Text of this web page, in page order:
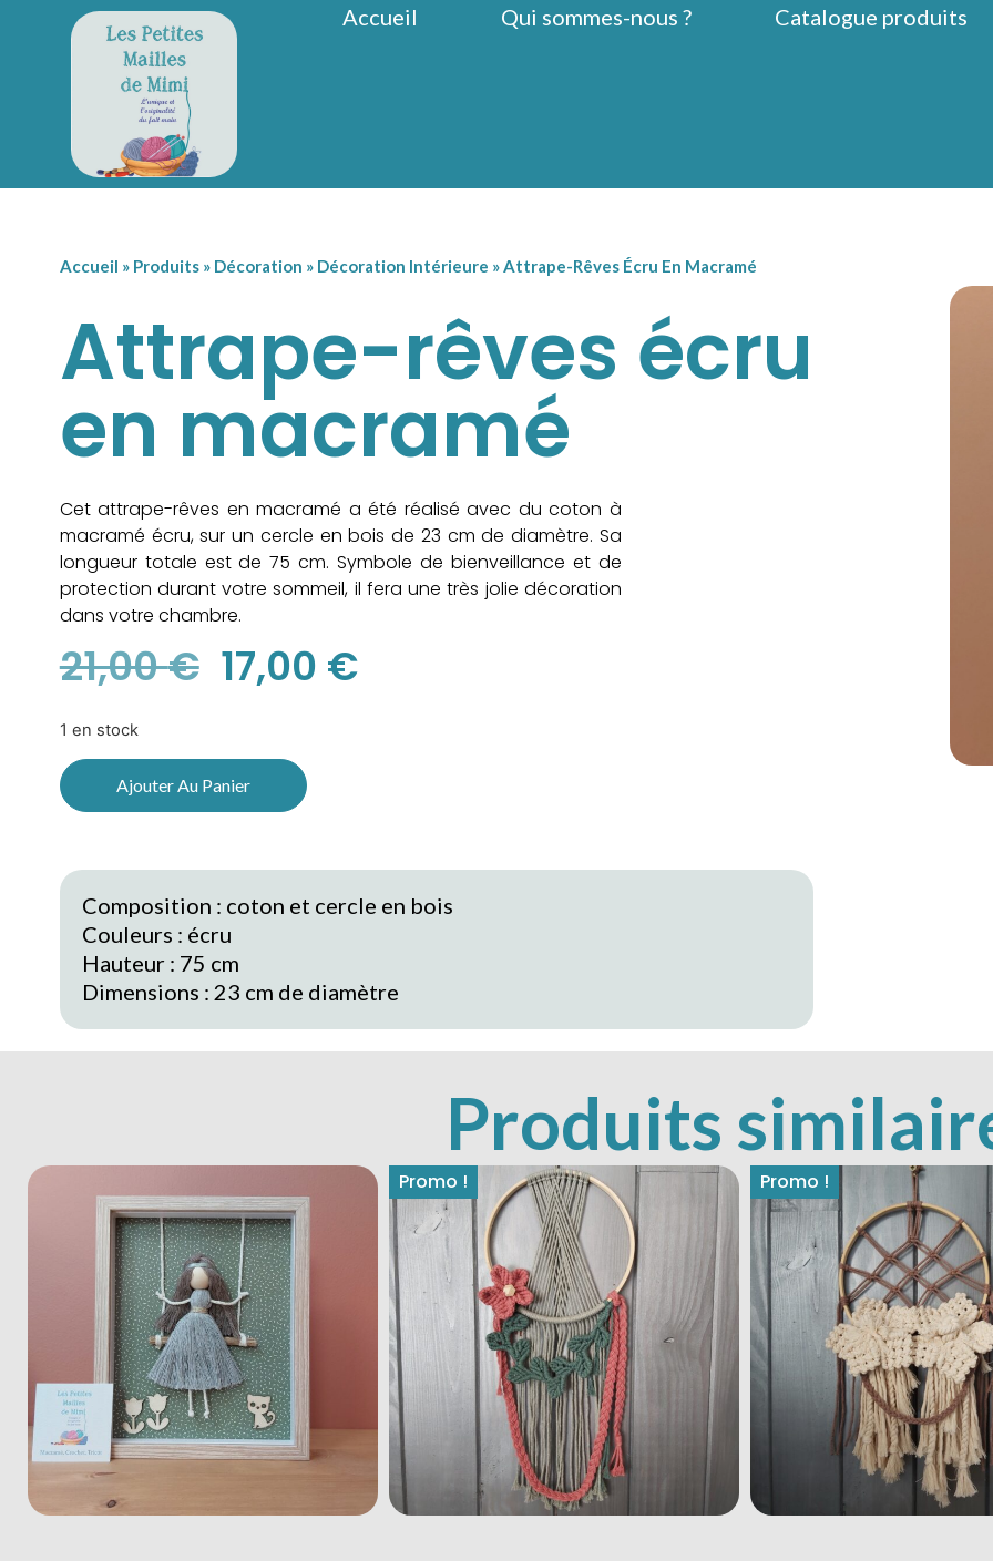
Accueil Qui sommes-nous ? Catalogue produits
Accueil » Produits» Décoration » Décoration Intérieure »Attrape-Rêves Écru En Macramé
Attrape-rêves écru
en macramé
Cet attrape-rêves en macramé a été réalisé avec du coton à
macramé écru, sur un cercle en bois de 23 cm de diamètre. Sa
longueur totale est de 75 cm. Symbole de bienveillance et de
protection durant votre sommeil, il fera une très jolie décoration
dans votre chambre.
21,00€ 17,00 €
1 en stock
Ajouter Au Panier
Composition : coton et cercle en bois
Couleurs : écru
Hauteur : 75 cm
Dimensions : 23 cm de diamètre
Produits
Promo ! Promo !